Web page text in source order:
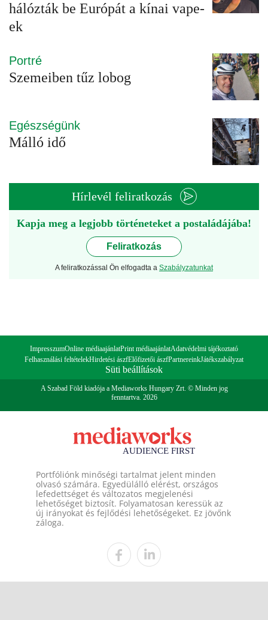
hálózták be Európát a kínai vape-
ek
Portré
Szemeiben tűz lobog
Egészségünk
Málló idő
Hírlevél feliratkozás
Kapja meg a legjobb történeteket a postaládájába!
Feliratkozás
A feliratkozással Ön elfogadta a Szabályzatunkat
ImpresszumOnline médiaajánlatPrint médiaajánlatAdatvédelmi tájékoztató
Felhasználási feltételekHirdetési ászfElőfizetői ászfPartnereinkJátékszabályzat
Süti beállítások
A Szabad Föld kiadója a Mediaworks Hungary Zrt. © Minden jog
fenntartva. 2026
Portfóliónk minőségi tartalmat jelent minden
olvasó számára. Egyedülálló elérést, országos
lefedettséget és változatos megjelenési
lehetőséget biztosít. Folyamatosan keressük az
új irányokat és fejlődési lehetőségeket. Ez jövőnk
záloga.